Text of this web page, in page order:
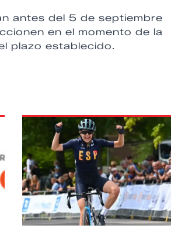
antes del 5 de septiembre
en el momento de la
plazo establecido.